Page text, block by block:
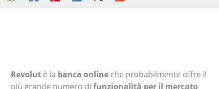
Revolut è la banca online che probabilmente offre il
più grande numero di funzionalità per il mercato